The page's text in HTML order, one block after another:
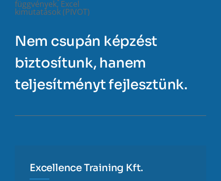
Nem csupán képzést
biztosítunk, hanem
teljesítményt fejlesztünk.
Excellence Training Kft.